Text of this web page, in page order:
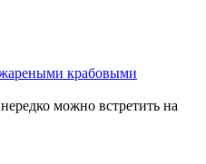
крабовыми
можно встретить на